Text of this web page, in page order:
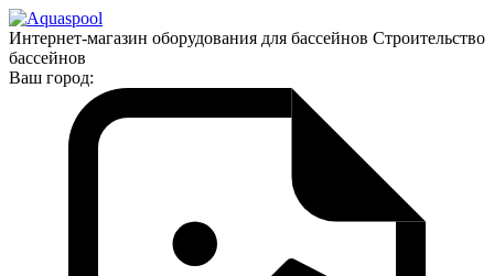
Интернет-магазин оборудования для бассейнов Строительство
бассейнов
Ваш город: